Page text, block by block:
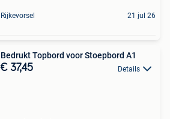
Rijkevorsel 21 jul 26
Bedrukt Topbord voor Stoepbord A1
€ 37,45 Details